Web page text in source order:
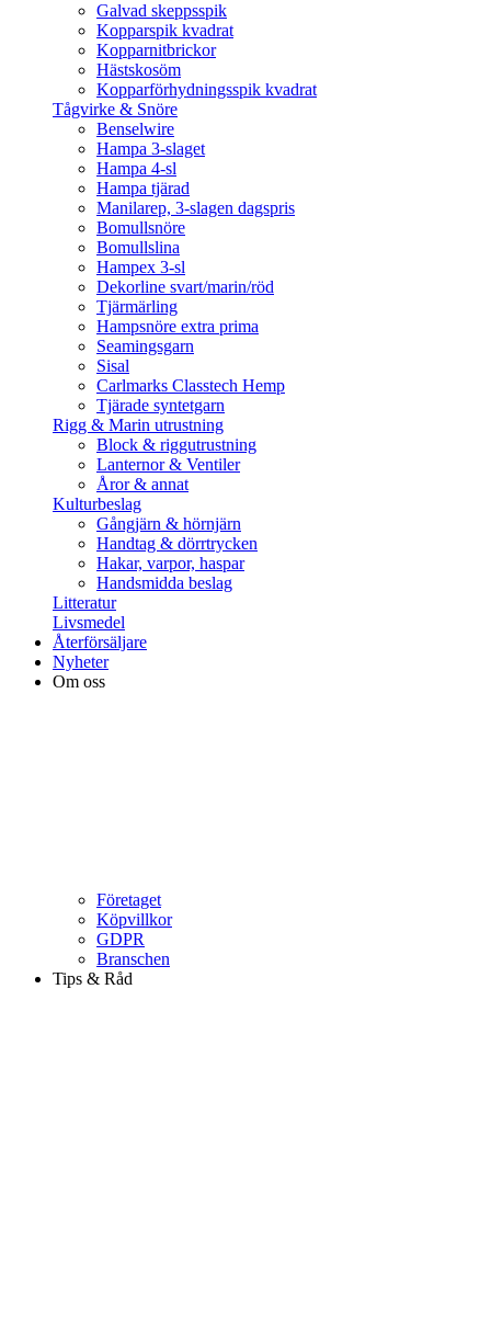
Galvad skeppsspik
Kopparspik kvadrat
Kopparnitbrickor
Hästskosöm
Kopparförhydningsspik kvadrat
Tågvirke & Snöre
Benselwire
Hampa 3-slaget
Hampa 4-sl
Hampa tjärad
Manilarep, 3-slagen dagspris
Bomullsnöre
Bomullslina
Hampex 3-sl
Dekorline svart/marin/röd
Tjärmärling
Hampsnöre extra prima
Seamingsgarn
Sisal
Carlmarks Classtech Hemp
Tjärade syntetgarn
Rigg & Marin utrustning
Block & riggutrustning
Lanternor & Ventiler
Åror & annat
Kulturbeslag
Gångjärn & hörnjärn
Handtag & dörrtrycken
Hakar, varpor, haspar
Handsmidda beslag
Litteratur
Livsmedel
Återförsäljare
Nyheter
Om oss
Företaget
Köpvillkor
GDPR
Branschen
Tips & Råd